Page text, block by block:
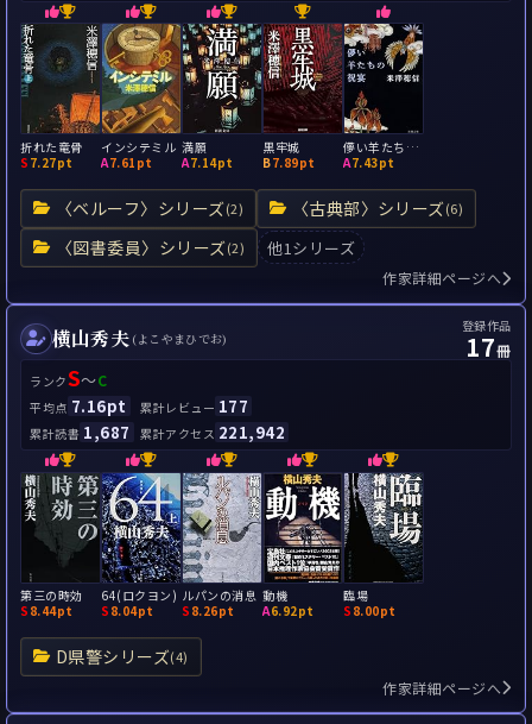
〈ベルーフ〉シリーズ(2) 〈古典部〉シリーズ(6)
〈図書委員〉シリーズ(2) 他1シリーズ
折れた竜骨
S 7.27pt
インシテミル
A7.61pt
満願
A7.14pt
黒牢城
B7.89pt
儚い羊たちの祝宴
A7.43pt
作家詳細ページへ
横山秀夫 (よこやまひでお)
登録作品
17冊
ランクS～C
平均点 7.16pt 累計レビュー 177
累計読書 1,687 累計アクセス 221,942
D県警シリーズ(4)
第三の時効
S 8.44pt
64(ロクヨン)
S 8.04pt
ルパンの消息
S 8.26pt
動機
A6.92pt
臨場
S 8.00pt
作家詳細ページへ